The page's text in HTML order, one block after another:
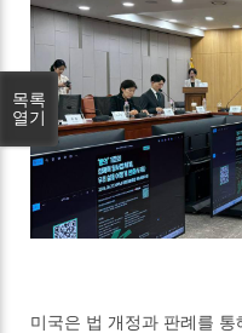
미국은 법 개정과 판례를
목록
열기